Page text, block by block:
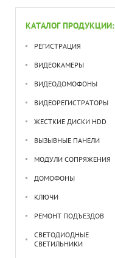
КАТАЛОГ ПРОДУКЦИИ:
РЕГИСТРАЦИЯ
ВИДЕОКАМЕРЫ
ВИДЕОДОМОФОНЫ
ВИДЕОРЕГИСТРАТОРЫ
ЖЕСТКИЕ ДИСКИ HDD
ВЫЗЫВНЫЕ ПАНЕЛИ
МОДУЛИ СОПРЯЖЕНИЯ
ДОМОФОНЫ
КЛЮЧИ
РЕМОНТ ПОДЪЕЗДОВ
СВЕТОДИОДНЫЕ
СВЕТИЛЬНИКИ